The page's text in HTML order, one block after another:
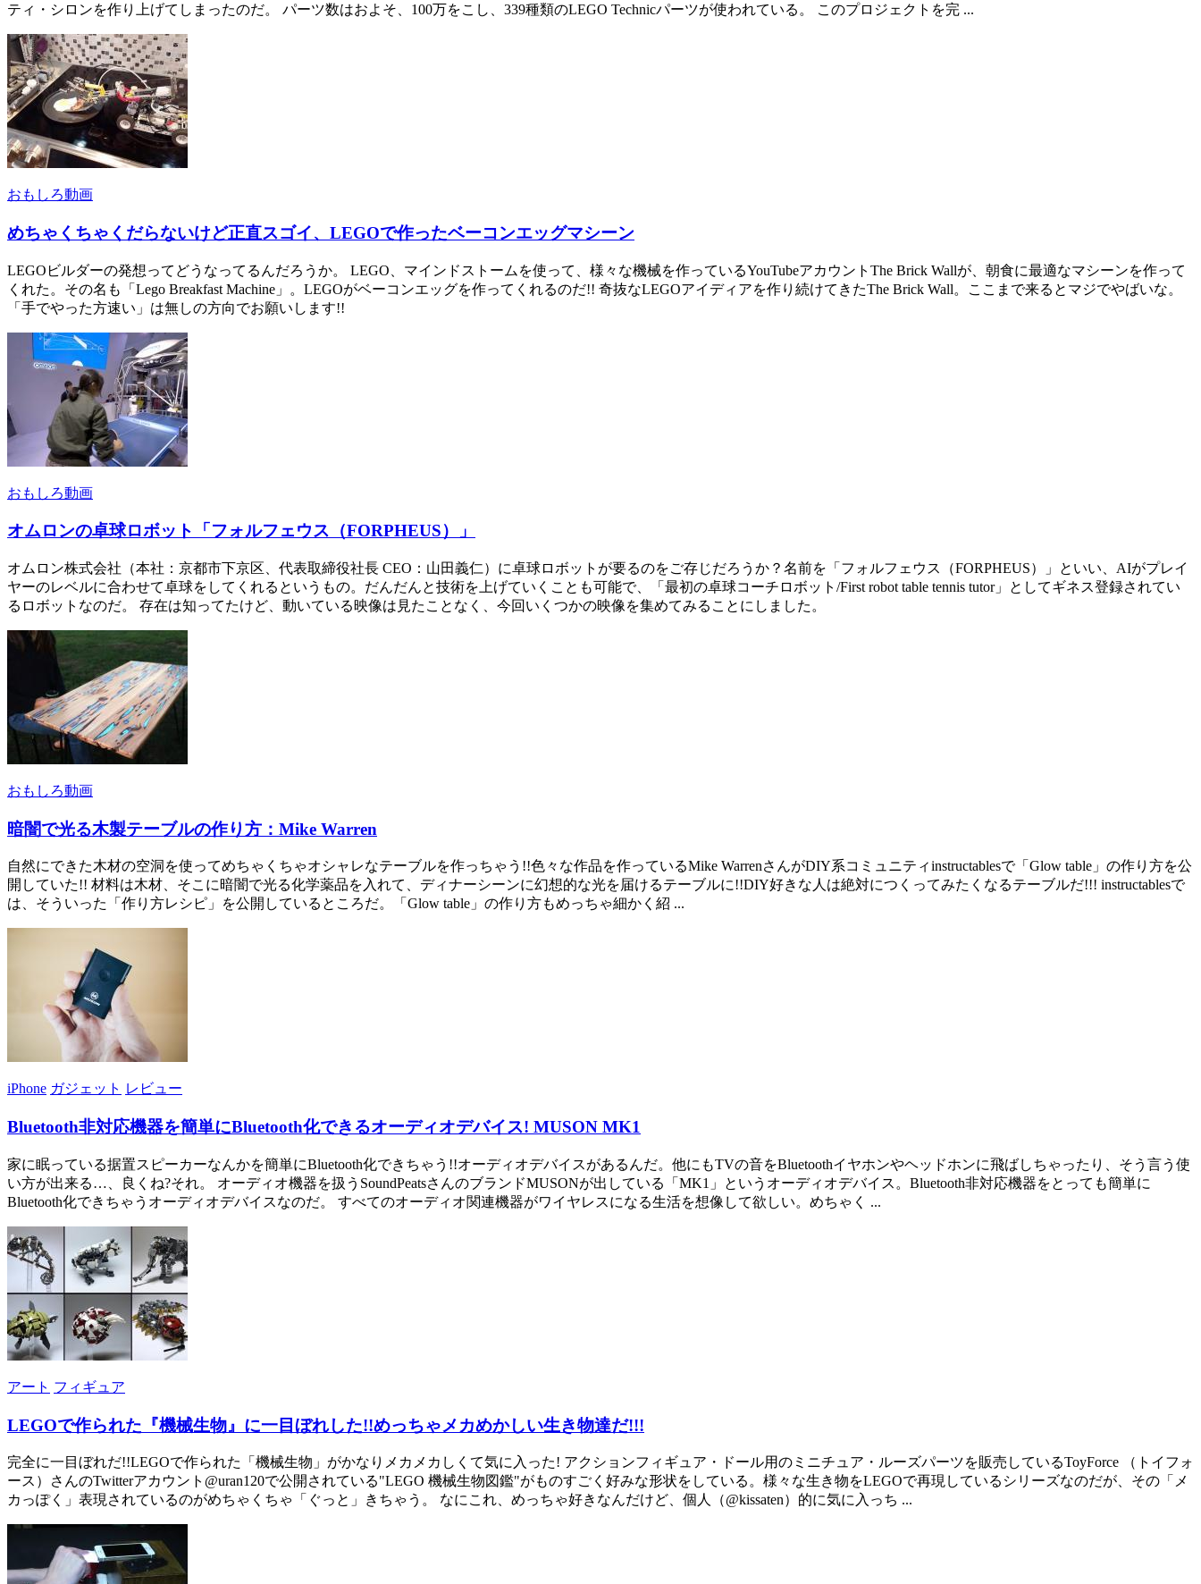
ティ・シロンを作り上げてしまったのだ。 パーツ数はおよそ、100万をこし、339種類のLEGO Technicパーツが使われている。 このプロジェクトを完 ...
おもしろ動画
めちゃくちゃくだらないけど正直スゴイ、LEGOで作ったベーコンエッグマシーン
LEGOビルダーの発想ってどうなってるんだろうか。 LEGO、マインドストームを使って、様々な機械を作っているYouTubeアカウントThe Brick Wallが、朝食に最適なマシーンを作って
くれた。その名も「Lego Breakfast Machine」。LEGOがベーコンエッグを作ってくれるのだ!! 奇抜なLEGOアイディアを作り続けてきたThe Brick Wall。ここまで来るとマジでやばいな。
「手でやった方速い」は無しの方向でお願いします!!
おもしろ動画
オムロンの卓球ロボット「フォルフェウス（FORPHEUS）」
オムロン株式会社（本社：京都市下京区、代表取締役社長 CEO：山田義仁）に卓球ロボットが要るのをご存じだろうか？名前を「フォルフェウス（FORPHEUS）」といい、AIがプレイ
ヤーのレベルに合わせて卓球をしてくれるというもの。だんだんと技術を上げていくことも可能で、「最初の卓球コーチロボット/First robot table tennis tutor」としてギネス登録されてい
るロボットなのだ。 存在は知ってたけど、動いている映像は見たことなく、今回いくつかの映像を集めてみることにしました。
おもしろ動画
暗闇で光る木製テーブルの作り方：Mike Warren
自然にできた木材の空洞を使ってめちゃくちゃオシャレなテーブルを作っちゃう!!色々な作品を作っているMike WarrenさんがDIY系コミュニティinstructablesで「Glow table」の作り方を公
開していた!! 材料は木材、そこに暗闇で光る化学薬品を入れて、ディナーシーンに幻想的な光を届けるテーブルに!!DIY好きな人は絶対につくってみたくなるテーブルだ!!! instructablesで
は、そういった「作り方レシピ」を公開しているところだ。「Glow table」の作り方もめっちゃ細かく紹 ...
iPhone ガジェット レビュー
Bluetooth非対応機器を簡単にBluetooth化できるオーディオデバイス! MUSON MK1
家に眠っている据置スピーカーなんかを簡単にBluetooth化できちゃう!!オーディオデバイスがあるんだ。他にもTVの音をBluetoothイヤホンやヘッドホンに飛ばしちゃったり、そう言う使
い方が出来る…、良くね?それ。 オーディオ機器を扱うSoundPeatsさんのブランドMUSONが出している「MK1」というオーディオデバイス。Bluetooth非対応機器をとっても簡単に
Bluetooth化できちゃうオーディオデバイスなのだ。 すべてのオーディオ関連機器がワイヤレスになる生活を想像して欲しい。めちゃく ...
アート フィギュア
LEGOで作られた『機械生物』に一目ぼれした!!めっちゃメカめかしい生き物達だ!!!
完全に一目ぼれだ!!LEGOで作られた「機械生物」がかなりメカメカしくて気に入った! アクションフィギュア・ドール用のミニチュア・ルーズパーツを販売しているToyForce （トイフォ
ース）さんのTwitterアカウント@uran120で公開されている"LEGO 機械生物図鑑"がものすごく好みな形状をしている。様々な生き物をLEGOで再現しているシリーズなのだが、その「メ
カっぽく」表現されているのがめちゃくちゃ「ぐっと」きちゃう。 なにこれ、めっちゃ好きなんだけど、個人（@kissaten）的に気に入っち ...